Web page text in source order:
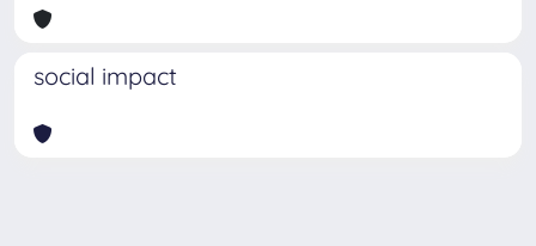
social impact